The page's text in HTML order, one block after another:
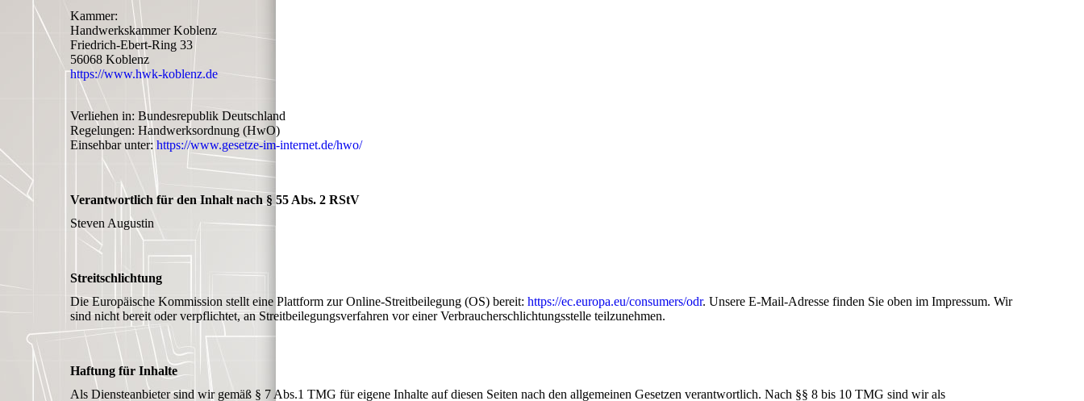
Kammer:
Handwerkskammer Koblenz
Friedrich-Ebert-Ring 33
56068 Koblenz
https://www.hwk-koblenz.de
Verliehen in: Bundesrepublik Deutschland
Regelungen: Handwerksordnung (HwO)
Einsehbar unter:https://www.gesetze-im-internet.de/hwo/
Verantwortlich für den Inhalt nach § 55 Abs. 2 RStV
Steven Augustin
Streitschlichtung
Die Europäische Kommission stellt eine Plattform zur Online-Streitbeilegung (OS) bereit: https://ec.europa.eu/consumers/odr. Unsere E-Mail-Adresse finden Sie oben im Impressum. Wir
sind nicht bereit oder verpflichtet, an Streitbeilegungsverfahren vor einer Verbraucherschlichtungsstelle teilzunehmen.
Haftung für Inhalte
Als Diensteanbieter sind wir gemäß § 7 Abs.1 TMG für eigene Inhalte auf diesen Seiten nach den allgemeinen Gesetzen verantwortlich. Nach §§ 8 bis 10 TMG sind wir als